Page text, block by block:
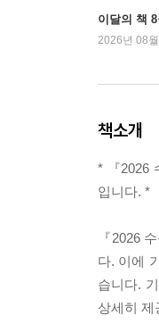
이달의 책
2026년 08
책소개
* 『2026
입니다. *
『2026
다. 이에
습니다.
상세히 제